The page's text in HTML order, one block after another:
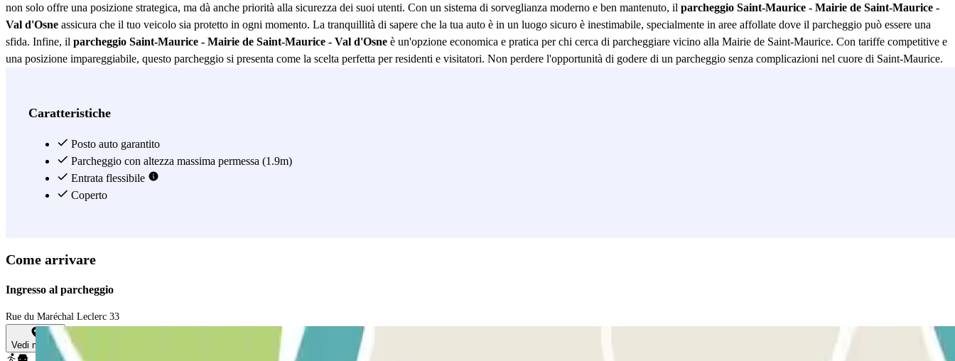
non solo offre una posizione strategica, ma dà anche priorità alla sicurezza dei suoi utenti. Con un sistema di sorveglianza moderno e ben mantenuto, il parcheggio Saint-Maurice - Mairie de Saint-Maurice -
Val d'Osne assicura che il tuo veicolo sia protetto in ogni momento. La tranquillità di sapere che la tua auto è in un luogo sicuro è inestimabile, specialmente in aree affollate dove il parcheggio può essere una
sfida. Infine, il parcheggio Saint-Maurice - Mairie de Saint-Maurice - Val d'Osne è un'opzione economica e pratica per chi cerca di parcheggiare vicino alla Mairie de Saint-Maurice. Con tariffe competitive e
una posizione impareggiabile, questo parcheggio si presenta come la scelta perfetta per residenti e visitatori. Non perdere l'opportunità di godere di un parcheggio senza complicazioni nel cuore di Saint-Maurice.
Caratteristiche
Posto auto garantito
Parcheggio con altezza massima permessa (1.9m)
Entrata flessibile
Coperto
Come arrivare
Ingresso al parcheggio
Rue du Maréchal Leclerc 33
Vedi mappa